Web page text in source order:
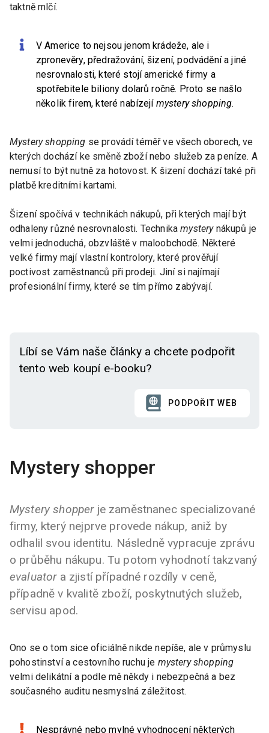
taktně mlčí.
V Americe to nejsou jenom krádeže, ale i
zpronevěry, předražování, šizení, podvádění a jiné
nesrovnalosti, které stojí americké firmy a
spotřebitele biliony dolarů ročně. Proto se našlo
několik firem, které nabízejí mystery shopping.
Mystery shopping se provádí téměř ve všech oborech, ve
kterých dochází ke směně zboží nebo služeb za peníze. A
nemusí to být nutně za hotovost. K šizení dochází také při
platbě kreditními kartami.
Šizení spočívá v technikách nákupů, při kterých mají být
odhaleny různé nesrovnalosti. Technikamysterynákupů je
velmi jednoduchá, obzvláště v maloobchodě. Některé
velké firmy mají vlastní kontrolory, které prověřují
poctivost zaměstnanců při prodeji. Jiní si najímají
profesionální firmy, které se tím přímo zabývají.
Líbí se Vám naše články a chcete podpořit
tento web koupí e-booku?
PODPOŘIT WEB
Mystery shopper
Mystery shopperje zaměstnanec specializované
firmy, který nejprve provede nákup, aniž by
odhalil svou identitu. Následně vypracuje zprávu
o průběhu nákupu. Tu potom vyhodnotí takzvaný
evaluatora zjistí případné rozdíly v ceně,
případně v kvalitě zboží, poskytnutých služeb,
servisu apod.
Ono se o tom sice oficiálně nikde nepíše, ale v průmyslu
pohostinství a cestovního ruchu je mystery shopping
velmi delikátní a podle mě někdy i nebezpečná a bez
současného auditu nesmyslná záležitost.
Nesprávné nebo mylné vyhodnocení některých